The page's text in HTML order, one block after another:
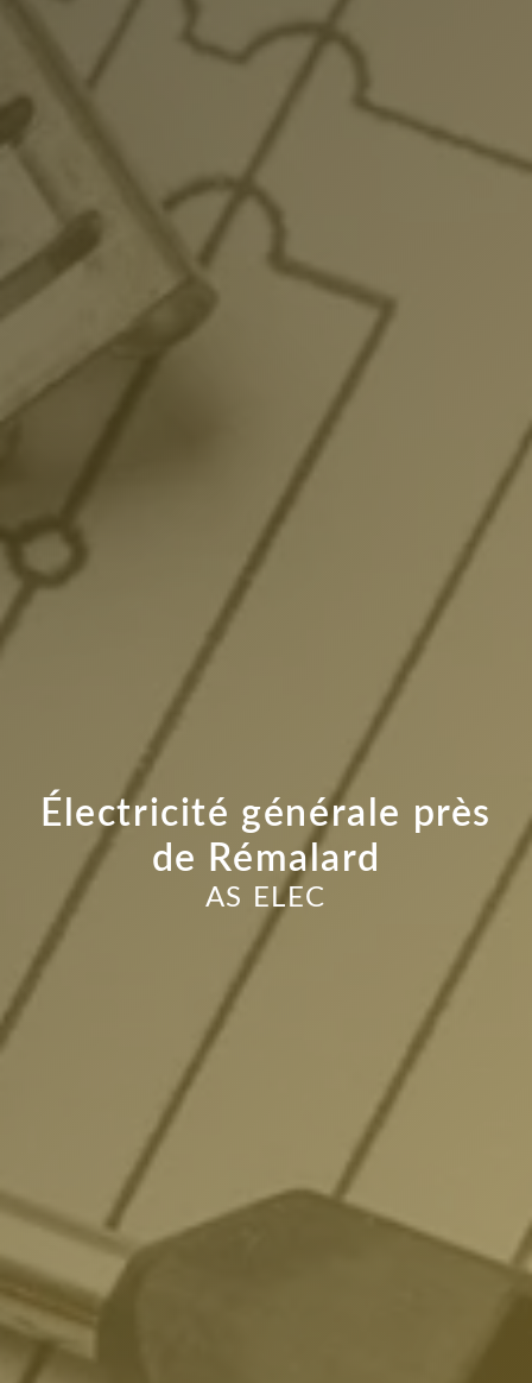
Électricité générale près
de Rémalard
AS ELEC